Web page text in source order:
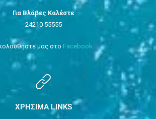
Για Βλάβες Καλέστε
24210 55555
μας στο Facebook
ΧΡΗΣΙΜΑ LINKS